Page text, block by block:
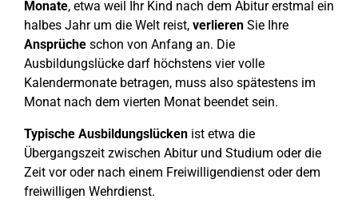
Monate, etwa weil Ihr Kind nach dem Abitur erstmal ein
halbes Jahr um die Welt reist, verlieren Sie Ihre
Ansprüche schon von Anfang an. Die
Ausbildungslücke darf höchstens vier volle
Kalendermonate betragen, muss also spätestens im
Monat nach dem vierten Monat beendet sein.
Typische Ausbildungslücken ist etwa die
Übergangszeit zwischen Abitur und Studium oder die
Zeit vor oder nach einem Freiwilligendienst oder dem
freiwilligen Wehrdienst.